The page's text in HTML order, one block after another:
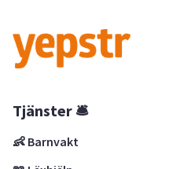
Tjänster 🛎
👶 Barnvakt